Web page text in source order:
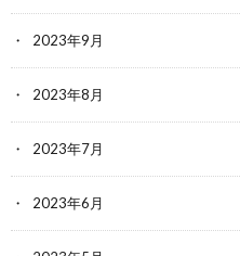
2023年9月
2023年8月
2023年7月
2023年6月